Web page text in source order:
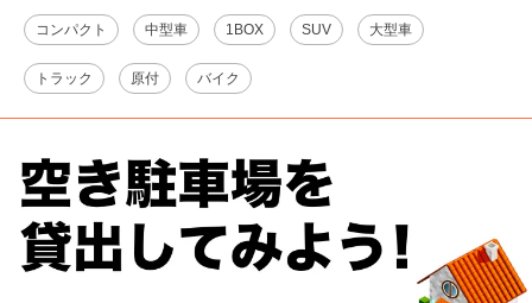
コンパクト 中型車 1BOX SUV 大型車
トラック 原付 バイク